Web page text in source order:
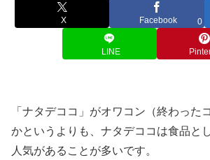
X Facebook 0
LINE
「ナタデココ」がオワコン（終わった
かというよりも、ナタデココは食品と
人気があることが多いです。